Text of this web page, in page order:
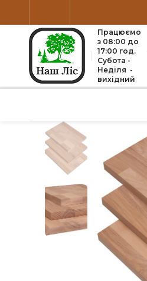
Працюємо
з 08:00 до
17:00 год.
Субота -
Неділя -
вихідний